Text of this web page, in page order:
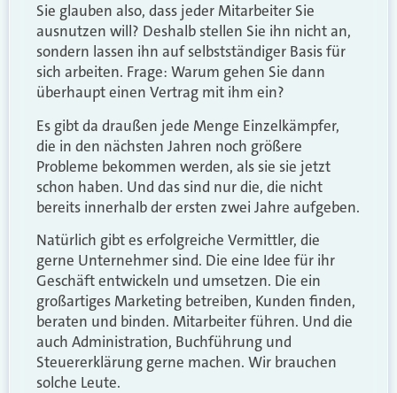
Sie glauben also, dass jeder Mitarbeiter Sie
ausnutzen will? Deshalb stellen Sie ihn nicht an,
sondern lassen ihn auf selbstständiger Basis für
sich arbeiten. Frage: Warum gehen Sie dann
überhaupt einen Vertrag mit ihm ein?
Es gibt da draußen jede Menge Einzelkämpfer,
die in den nächsten Jahren noch größere
Probleme bekommen werden, als sie sie jetzt
schon haben. Und das sind nur die, die nicht
bereits innerhalb der ersten zwei Jahre aufgeben.
Natürlich gibt es erfolgreiche Vermittler, die
gerne Unternehmer sind. Die eine Idee für ihr
Geschäft entwickeln und umsetzen. Die ein
großartiges Marketing betreiben, Kunden finden,
beraten und binden. Mitarbeiter führen. Und die
auch Administration, Buchführung und
Steuererklärung gerne machen. Wir brauchen
solche Leute.